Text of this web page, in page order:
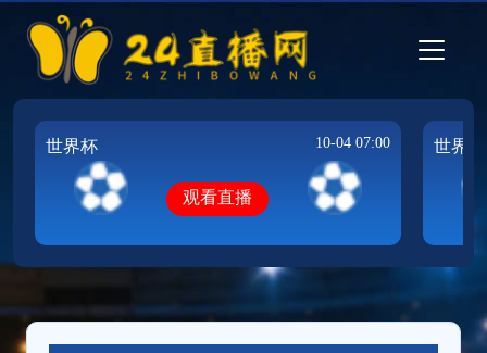
世界杯 10-04 07:00
观看直播
世界杯